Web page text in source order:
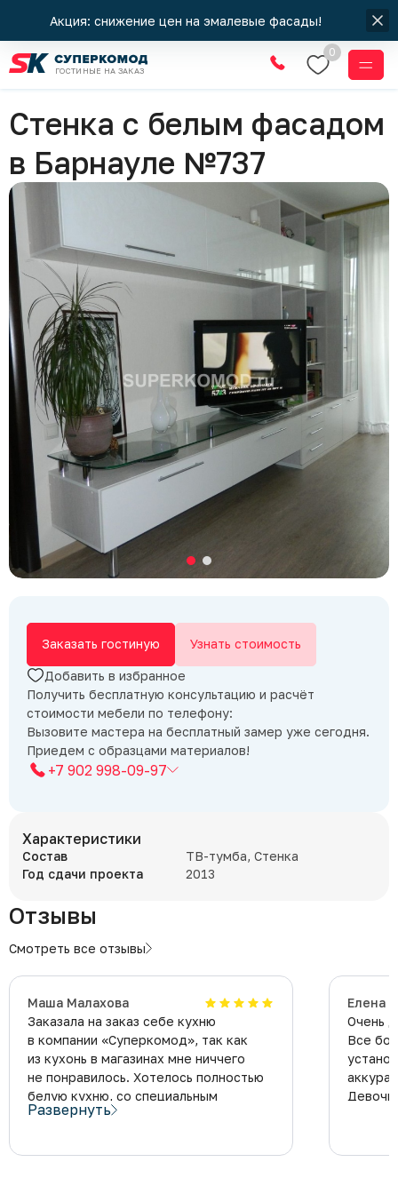
Акция: снижение цен на эмалевые фасады!
ГОСТИНЫЕ НА ЗАКАЗ
0
Гостиные
Стенка с белым фасадом
в Барнауле №737
Заказать гостиную Узнать стоимость
Добавить в избранное
Получить бесплатную консультацию и расчёт
стоимости мебели по телефону:
Вызовите мастера на бесплатный замер уже сегодня.
Приедем с образцами материалов!
+7 902 998-09-97
Характеристики
Состав
ТВ-тумба, Стенка
Год сдачи проекта
2013
Отзывы
Смотреть все отзывы
​Маша Малахова
Заказала на заказ себе кухню
в компании «Суперкомод», так как
из кухонь в магазинах мне ниччего
не понравилось. Хотелось полностью
белую кухню, со специальным
расположением ящиков, которое
с менеджером Константином,
Развернуть
Елена
Очень
Все